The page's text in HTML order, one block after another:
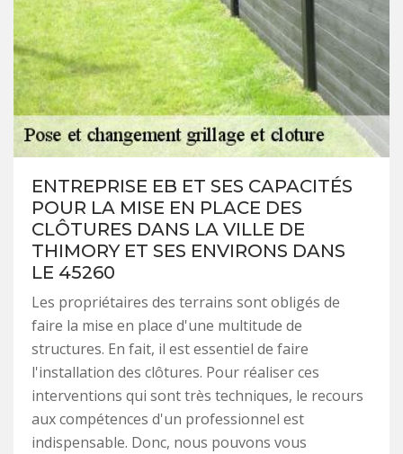
ENTREPRISE EB ET SES CAPACITÉS
POUR LA MISE EN PLACE DES
CLÔTURES DANS LA VILLE DE
THIMORY ET SES ENVIRONS DANS
LE 45260
Les propriétaires des terrains sont obligés de
faire la mise en place d'une multitude de
structures. En fait, il est essentiel de faire
l'installation des clôtures. Pour réaliser ces
interventions qui sont très techniques, le recours
aux compétences d'un professionnel est
indispensable. Donc, nous pouvons vous